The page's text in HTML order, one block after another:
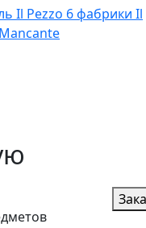
Il Pezzo 6 фабрики Il